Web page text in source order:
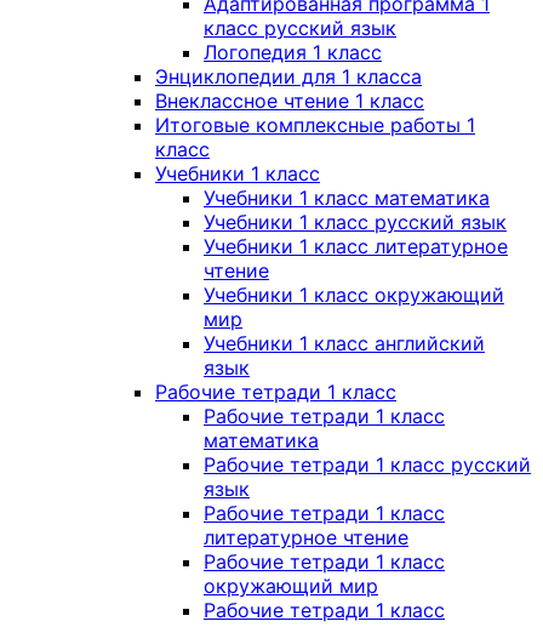
класс русский язык
Логопедия 1 класс
Энциклопедии для 1 класса
Внеклассное чтение 1 класс
Итоговые комплексные работы 1
класс
Учебники 1 класс
Учебники 1 класс математика
Учебники 1 класс русский язык
Учебники 1 класс литературное
чтение
Учебники 1 класс окружающий
мир
Учебники 1 класс английский
язык
Рабочие тетради 1 класс
Рабочие тетради 1 класс
математика
Рабочие тетради 1 класс русский
язык
Рабочие тетради 1 класс
литературное чтение
Рабочие тетради 1 класс
окружающий мир
Рабочие тетради 1 класс